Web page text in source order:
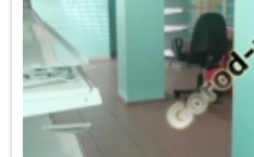
Проект:
Ремонт: Ничего